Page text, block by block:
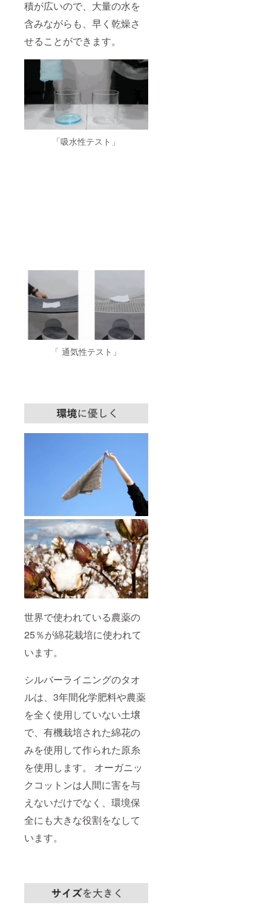
積が広いので、大量の水を
含みながらも、早く乾燥さ
せることができます。
「吸水性テスト」
「 通気性テスト」
世界で使われている農薬の
25％が綿花栽培に使われて
います。
シルバーライニングのタオ
ルは、3年間化学肥料や農薬
を全く使用していない土壌
で、有機栽培された綿花の
みを使用して作られた原糸
を使用します。 オーガニッ
クコットンは人間に害を与
えないだけでなく、環境保
全にも大きな役割をなして
います。